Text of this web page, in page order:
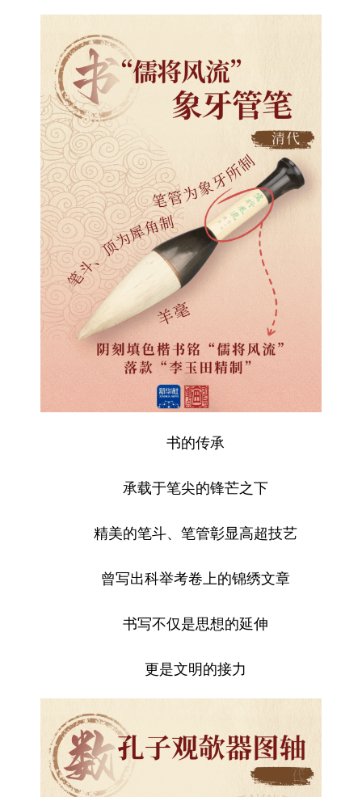
书的传承
承载于笔尖的锋芒之下
精美的笔斗、笔管彰显高超技艺
曾写出科举考卷上的锦绣文章
书写不仅是思想的延伸
更是文明的接力